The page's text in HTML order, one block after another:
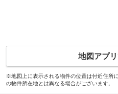
地図アプリ
※地図上に表示される物件の位置は付近住所
の物件所在地とは異なる場合がございます。